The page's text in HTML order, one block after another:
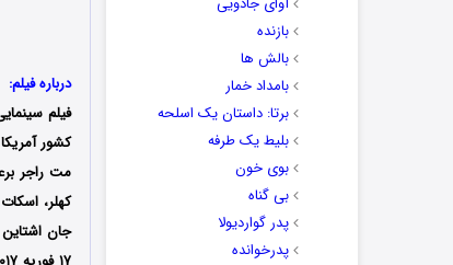
بازنده
بالش ها
بامداد خمار
برتا: داستان یک اسلحه
بلیط یک‌‌ طرفه
بوی خون
بی گناه
پدر گواردیولا
پدرخوانده
درباره فیلم:
فیلم
مت راجر
کهلر،